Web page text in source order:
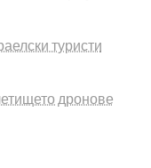
туристи
дронове